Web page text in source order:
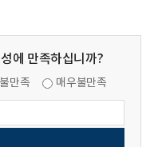
에 만족하십니까?
불만족 매우불만족